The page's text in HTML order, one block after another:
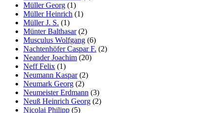
Müller Georg (1)
Müller Heinrich (1)
Müller J. S. (1)
Münter Balthasar(2)
Musculus Wolfgang (6)
Nachtenhöfer Caspar F. (2)
Neander Joachim (20)
Neff Felix (1)
Neumann Kaspar(2)
Neumark Georg (2)
Neumeister Erdmann (3)
Neuß Heinrich Georg (2)
Nicolai Philipp (5)